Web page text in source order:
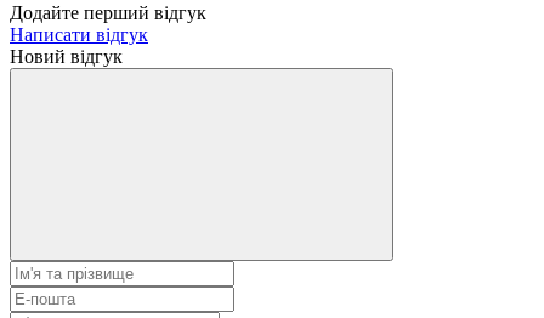
Додайте перший відгук
Написати відгук
Новий відгук